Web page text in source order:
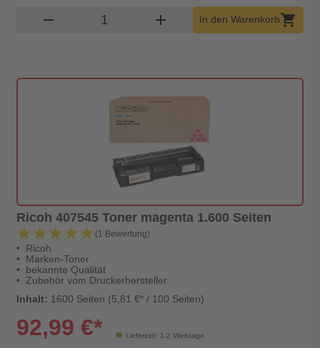
remove Produkt Warenkorb Menge
add In den Warenkorbshopping_cart
Ricoh 407545 Toner magenta 1.600 Seiten
★★★★★
★★★★★ (1 Bewertung)
Ricoh
Marken-Toner
bekannte Qualität
Zubehör vom Druckerhersteller
Inhalt: 1600 Seiten (5,81 €* / 100 Seiten)
Lieferzeit: 1-2 Werktage
92,99 €*